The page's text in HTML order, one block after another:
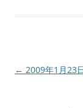
投
← 2009年1月23